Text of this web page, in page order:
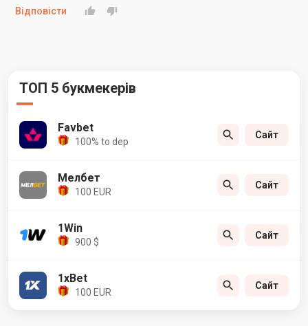
Відповісти
ТОП 5 букмекерів
Favbet
100% to dep
Сайт
Мелбет
100 EUR
Сайт
1Win
900 $
Сайт
1xBet
100 EUR
Сайт